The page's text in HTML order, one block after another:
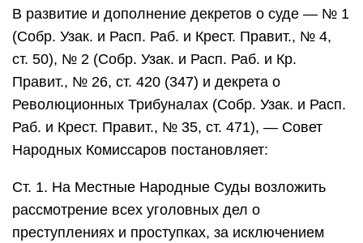
В развитие и дополнение декретов о суде — № 1
(Собр. Узак. и Расп. Раб. и Крест. Правит., № 4,
ст. 50), № 2 (Собр. Узак. и Расп. Раб. и Кр.
Правит., № 26, ст. 420 (347) и декрета о
Революционных Трибуналах (Собр. Узак. и Расп.
Раб. и Крест. Правит., № 35, ст. 471), — Совет
Народных Комиссаров постановляет:
Ст. 1. На Местные Народные Суды возложить
рассмотрение всех уголовных дел о
преступлениях и проступках, за исключением